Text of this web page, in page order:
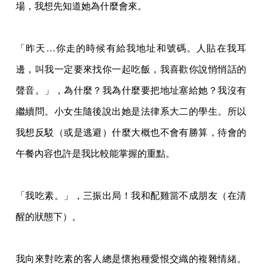
場，我想先知道她為什麼會來。
「昨天…你走的時候有給我地址和號碼。人貼在我耳
邊，叫我一定要來找你一起吃飯，我喜歡你說悄悄話的
聲音。」，為什麼？我為什麼要把地址塞給她？我沒有
繼續問。小女生隨後說出她是法律系大二的學生。所以
我想反駁（或是逃避）什麼大概也不會有勝算，待會的
午餐內容也許是我比較能掌握的重點。
「我吃素。」，三振出局！我和配雞當不成朋友（在清
醒的狀態下）。
我向來對吃素的客人總是懷抱種愛恨交織的複雜情緒。